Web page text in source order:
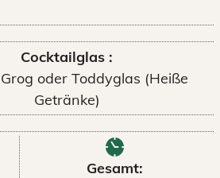
Cocktailglas :
oder Toddyglas (Heiße
Getränke)
Gesamt: